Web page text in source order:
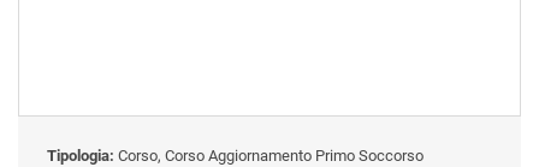
Tipologia: Corso, Corso Aggiornamento Primo Soccorso